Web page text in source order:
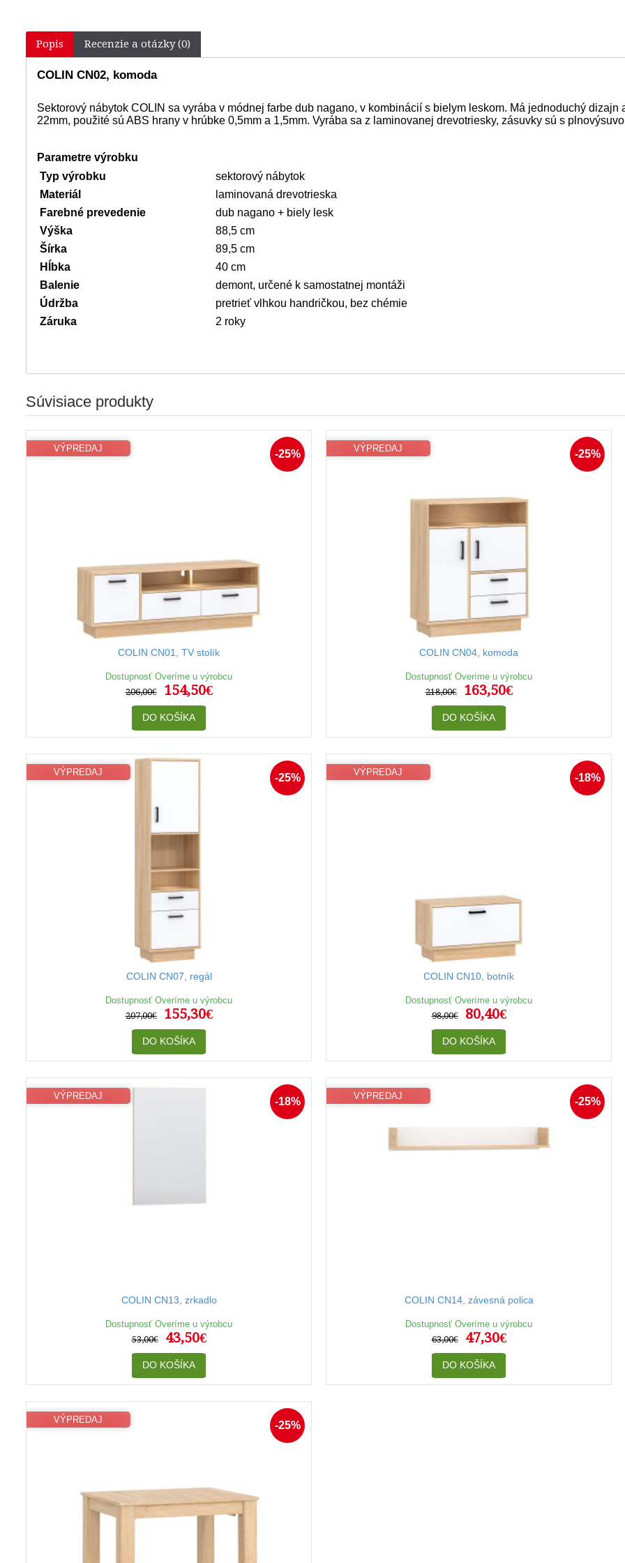
Popis Recenzie a otázky (0)
COLIN CN02, komoda
Sektorový nábytok COLIN sa vyrába v módnej farbe dub nagano, v kombinácií s bielym leskom. Má jednoduchý
22mm, použité sú ABS hrany v hrúbke 0,5mm a 1,5mm. Vyrába sa z laminovanej drevotriesky, zásuvky sú s
Parametre výrobku
Typ výrobku
sektorový nábytok
Materiál
laminovaná drevotrieska
Farebné prevedenie
dub nagano + biely lesk
Výška
88,5 cm
Šírka
89,5 cm
Hĺbka
40 cm
Balenie
demont, určené k samostatnej montáži
Údržba
pretrieť vlhkou handričkou, bez chémie
Záruka
2 roky
Súvisiace produkty
-25%
VÝPREDAJ
COLIN CN01, TV stolík
Dostupnosť Overíme u výrobcu
206,00€
154,50€
DO KOŠÍKA
-25%
VÝPREDAJ
COLIN CN04, komoda
Dostupnosť Overíme u výrobcu
218,00€
163,50€
DO KOŠÍKA
-25%
VÝPREDAJ
COLIN CN07, regál
Dostupnosť Overíme u výrobcu
207,00€
155,30€
DO KOŠÍKA
-18%
VÝPREDAJ
COLIN CN10, botník
Dostupnosť Overíme u výrobcu
98,00€
80,40€
DO KOŠÍKA
-18%
VÝPREDAJ
COLIN CN13, zrkadlo
Dostupnosť Overíme u výrobcu
53,00€
43,50€
DO KOŠÍKA
-25%
VÝPREDAJ
COLIN CN14, závesná polica
Dostupnosť Overíme u výrobcu
63,00€
47,30€
DO KOŠÍKA
-25%
VÝPREDAJ